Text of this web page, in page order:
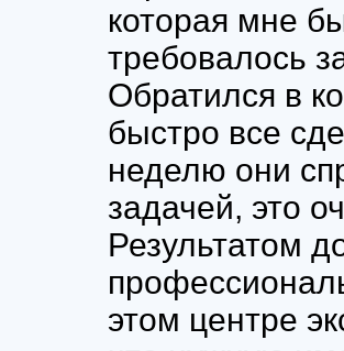
которая мне
требовалось
Обратился в
быстро все
неделю они
задачей, это
Результатом
этом центре